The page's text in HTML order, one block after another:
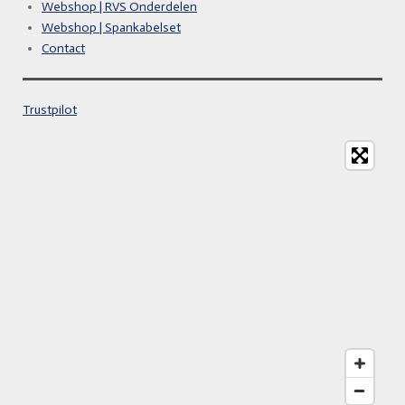
Webshop | RVS Onderdelen
Webshop | Spankabelset
Contact
Trustpilot